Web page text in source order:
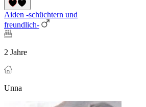
Aiden -schüchtern und
freundlich-
2 Jahre
Unna